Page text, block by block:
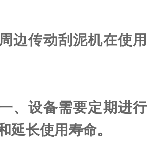
周边传动刮泥机在使
、设备需要定期进
延长使用寿命。